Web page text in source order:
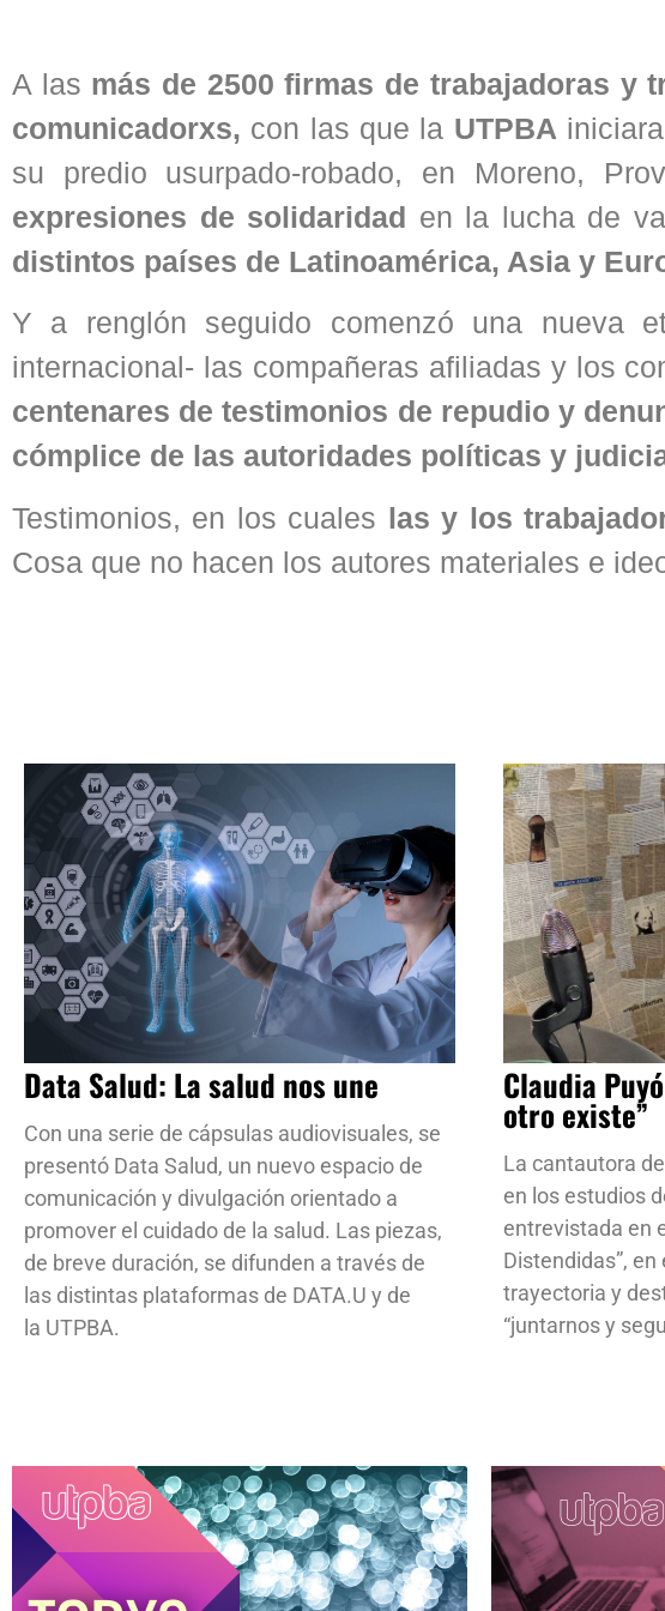
A las más de 2500 firmas de trabajadoras y
comunicadorxs, con las que la UTPBA
su predio usurpado-robado, en Moreno,
expresiones de solidaridad en la lucha de
distintos países de Latinoamérica, Asia y
Y a renglón seguido comenzó una nueva
internacional- las compañeras afiliadas y los
centenares de testimonios de repudio y
cómplice de las autoridades políticas y
Testimonios, en los cuales las y los
Cosa que no hacen los autores materiales e
Data Salud: La salud nos une
Con una serie de cápsulas audiovisuales, se
presentó Data Salud, un nuevo espacio de
comunicación y divulgación orientado a
promover el cuidado de la salud. Las piezas,
de breve duración, se difunden a través de
las distintas plataformas de DATA.U y de
la UTPBA.
Claudia
otro existe”
La cantautora
en los estudios
entrevistada en
Distendidas”,
trayectoria y
“juntarnos y